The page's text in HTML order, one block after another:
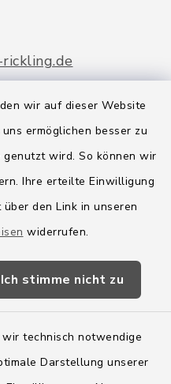
wir auf dieser Website
ermöglichen besser zu
wird. So können wir
Ihre erteilte Einwilligung
den Link in unseren
widerrufen.
Ich stimme nicht zu
technisch notwendige
Darstellung unserer